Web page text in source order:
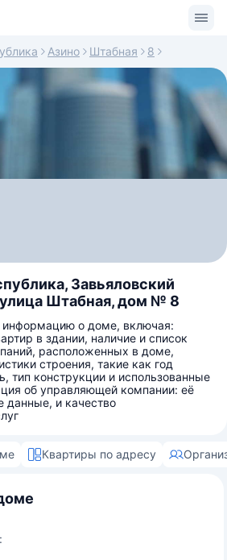
Азино Штабная 8
Завьяловский
улица Штабная, дом № 8
информацию о доме, включая:
в здании, наличие и список
расположенных в доме,
строения, такие как год
тип конструкции и использованные
об управляющей компании: её
данные, и качество
Квартиры по адресу